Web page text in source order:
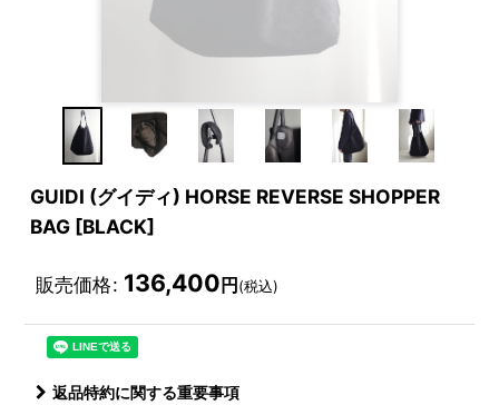
GUIDI (グイディ) HORSE REVERSE SHOPPER
BAG [BLACK]
販売価格: 136,400 円 (税込)
返品特約に関する重要事項